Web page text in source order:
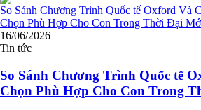
16/06/2026
Tin tức
So Sánh Chương Trình Quốc tế
Chọn Phù Hợp Cho Con Trong